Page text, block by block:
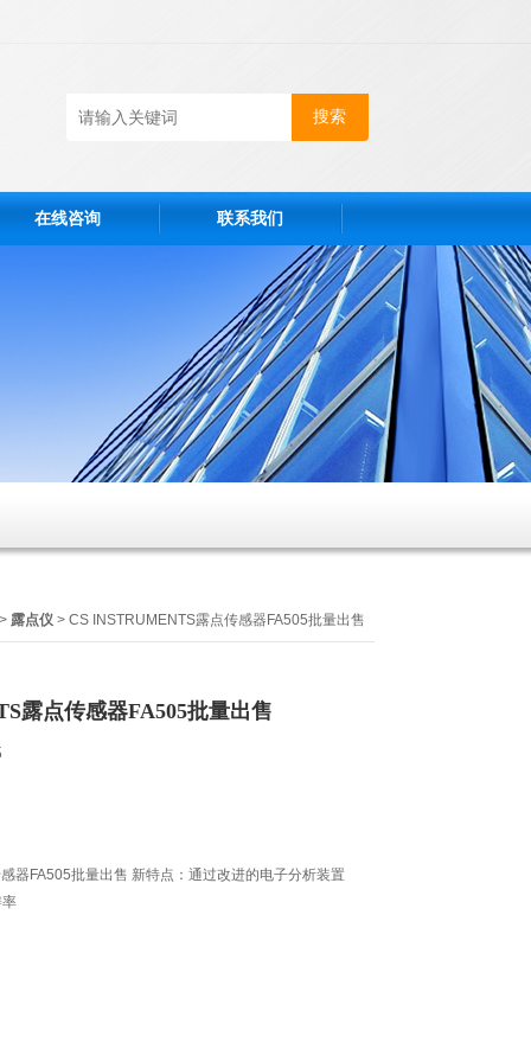
在线咨询 联系我们
露点仪 > CS INSTRUMENTS露点传感器FA505批量出售
露点传感器FA505批量出售
器FA505批量出售 新特点：通过改进的电子分析装置